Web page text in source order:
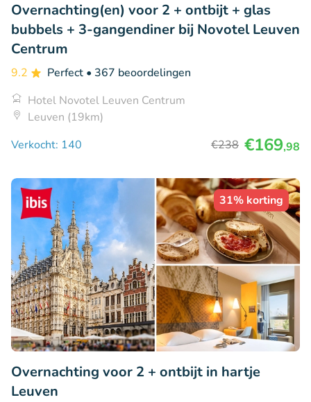
Overnachting(en) voor 2 + ontbijt + glas
bubbels + 3-gangendiner bij Novotel Leuven
Centrum
9.2 Perfect • 367 beoordelingen
Hotel Novotel Leuven Centrum
Leuven (19km)
Verkocht: 140
€238 €169,98
31% korting
Overnachting voor 2 + ontbijt in hartje
Leuven